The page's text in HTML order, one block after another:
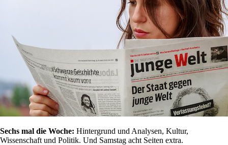
Sechs mal die Woche: Hintergrund und Analysen, Kultur,
Wissenschaft und Politik. Und Samstag acht Seiten extra.